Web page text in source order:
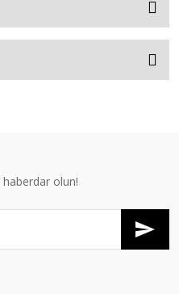
olun!